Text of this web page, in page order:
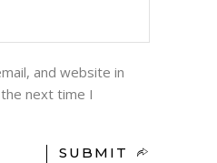
and website in
next time I
SUBMIT